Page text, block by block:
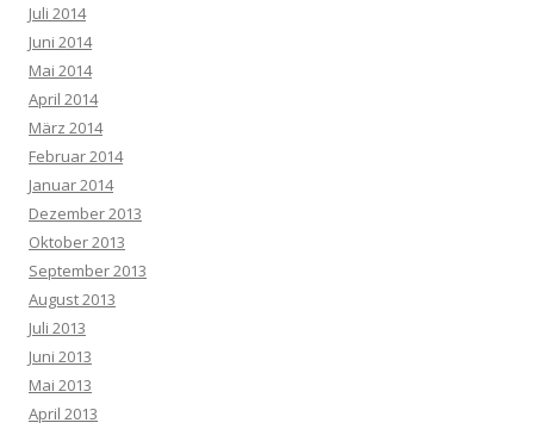
Juli 2014
Juni 2014
Mai 2014
April 2014
März 2014
Februar 2014
Januar 2014
Dezember 2013
Oktober 2013
September 2013
August 2013
Juli 2013
Juni 2013
Mai 2013
April 2013